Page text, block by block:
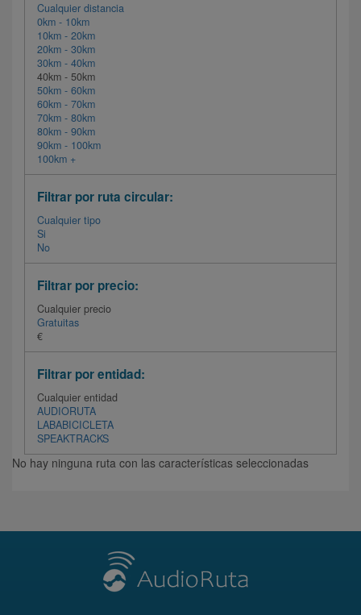
Cualquier distancia
0km - 10km
10km - 20km
20km - 30km
30km - 40km
40km - 50km
50km - 60km
60km - 70km
70km - 80km
80km - 90km
90km - 100km
100km +
Filtrar por ruta circular:
Cualquier tipo
Si
No
Filtrar por precio:
Cualquier precio
Gratuitas
€
Filtrar por entidad:
Cualquier entidad
AUDIORUTA
LABABICICLETA
SPEAKTRACKS
No hay ninguna ruta con las características seleccionadas